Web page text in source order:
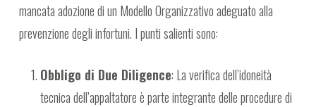
mancata adozione di un Modello Organizzativo adeguato alla
prevenzione degli infortuni. I punti salienti sono:
Obbligo di Due Diligence: La verifica dell’idoneità
tecnica dell’appaltatore è parte integrante delle procedure di